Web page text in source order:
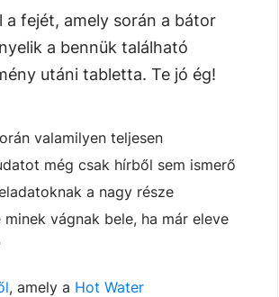
fejét, amely során a bátor
a bennük található
utáni tabletta. Te jó ég!
valamilyen teljesen
még csak hírből sem ismerő
a nagy része
vágnak bele, ha már eleve
, amely a Hot Water